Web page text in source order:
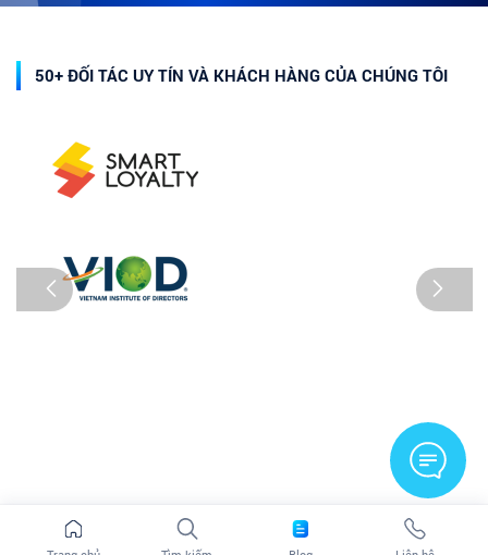
50+ ĐỐI TÁC UY TÍN VÀ KHÁCH HÀNG CỦA CHÚNG TÔI